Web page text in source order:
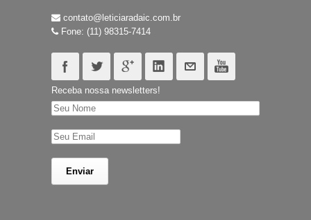
contato@leticiaradaic.com.br
Fone: (11) 98315-7414
Receba nossa newsletters!